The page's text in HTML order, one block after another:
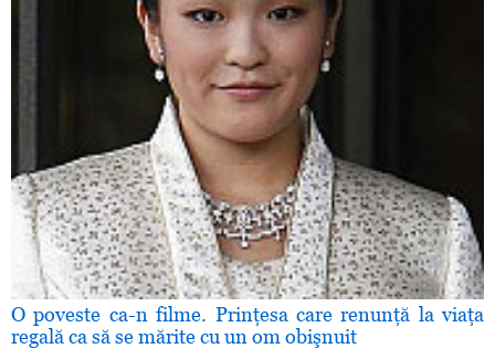
O poveste ca-n filme. Prinţesa care renunţă la viaţa
regală ca să se mărite cu un om obişnuit